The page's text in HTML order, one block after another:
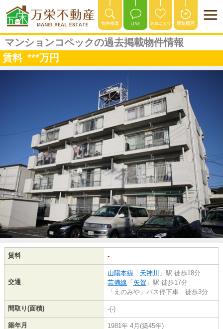
マンションコペックの過去掲載物件情報
賃料 ***万円
賃料 -
交通
山陽本線 「 天神川 」駅 徒歩18分
芸備線 「 矢賀 」駅 徒歩17分
「えのみや」バス停下車 徒歩3分
間取り(面積) -(-)
築年月 1981年 4月(築45年)